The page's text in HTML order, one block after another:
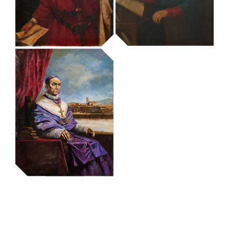
retrat de Pau
Claris
retrat de Pere
retrat de Ramon
Berenguer I,
comte de
Barcelona